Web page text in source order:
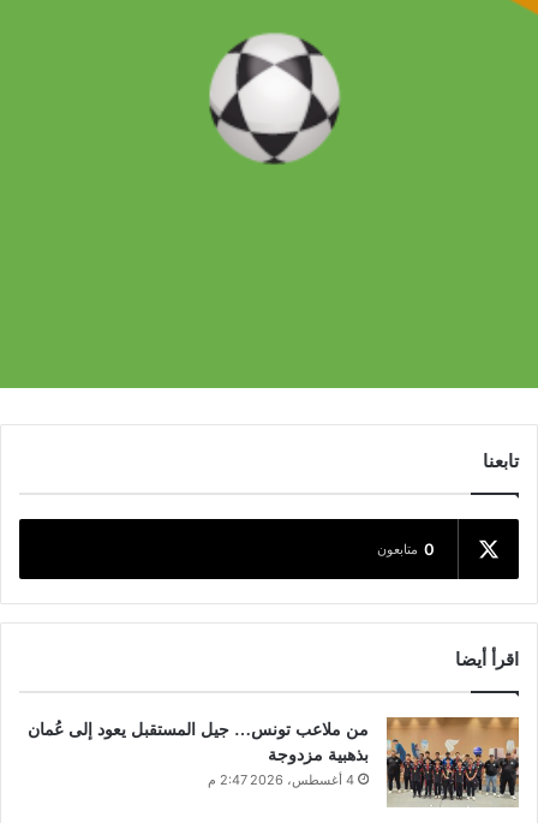
تابعنا
0 متابعون
اقرأ أيضا
من ملاعب تونس… جيل المستقبل يعود إلى عُمان
بذهبية مزدوجة
4 أغسطس، 2026 2:47 م